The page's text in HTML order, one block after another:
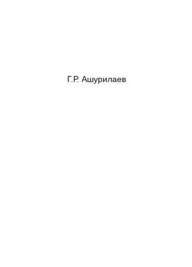
Ашурилаев